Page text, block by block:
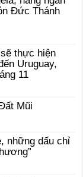
Đức Thánh
thực hiện
Uruguay,
11
Mũi
những dấu chỉ